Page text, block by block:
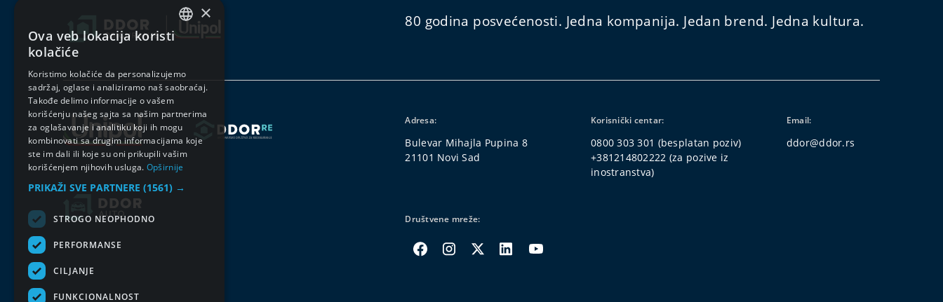
80 godina posvećenosti. Jedna kompanija. Jedan brend. Jedna kultura.
Adresa:
Bulevar Mihajla Pupina 8
21101 Novi Sad
Korisnički centar:
0800 303 301 (besplatan poziv)
+381214802222 (za pozive iz
inostranstva)
Email:
ddor@ddor.rs
Društvene mreže:
SERBIAN
×
Ova veb lokacija koristi
kolačiće
Koristimo kolačiće da personalizujemo
sadržaj, oglase i analiziramo naš saobraćaj.
Takođe delimo informacije o vašem
korišćenju našeg sajta sa našim partnerima
za oglašavanje i analitiku koji ih mogu
kombinovati sa drugim informacijama koje
ste im dali ili koje su oni prikupili vašim
korišćenjem njihovih usluga. Opširnije
PRIKAŽI SVE PARTNERE (1561) →
STROGO NEOPHODNO
PERFORMANSE
CILJANJE
FUNKCIONALNOST